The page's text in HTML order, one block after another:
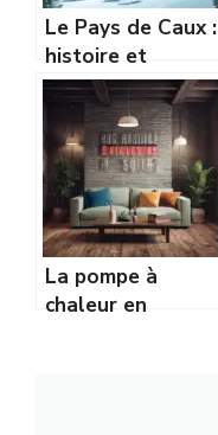
Le Pays de Caux :
histoire et
géographie d’une
terre de
caractère
La pompe à
chaleur en